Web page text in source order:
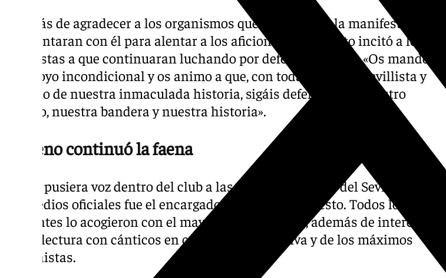
Además de agradecer a los organismos que convocaron la manifestación
que contaran con él para alentar a los aficionados, Barbeito incitó a los
sevillistas a que continuaran luchando por defender al club: «Os mando
mi apoyo incondicional y os animo a que, con toda la pasión sevillista y
el brillo de nuestra inmaculada historia, sigáis defendiendo nuestro
escudo, nuestra bandera y nuestra historia».
Moreno continuó la faena
El que pusiera voz dentro del club a las gestas históricas del Sevilla en
los medios oficiales fue el encargado de leer el manifiesto. Todos los
presentes lo acogieron con el mayor de los fervores, además de intercalar
dicha lectura con cánticos en contra de la directiva y de los máximos
accionistas.